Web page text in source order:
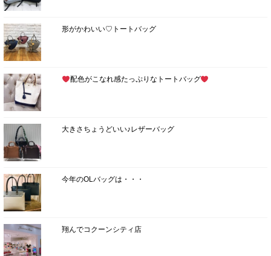
形がかわいい♡トートバッグ
配色がこなれ感たっぷりなトートバッグ
大きさちょうどいい♪レザーバッグ
今年のOLバッグは・・・
翔んでコクーンシティ店